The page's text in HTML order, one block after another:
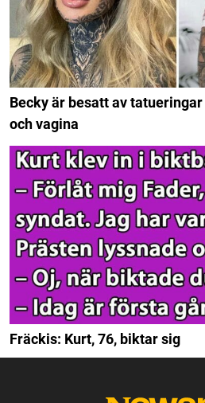
Becky är besatt av
och vagina
Fräckis: Kurt, 76, biktar sig